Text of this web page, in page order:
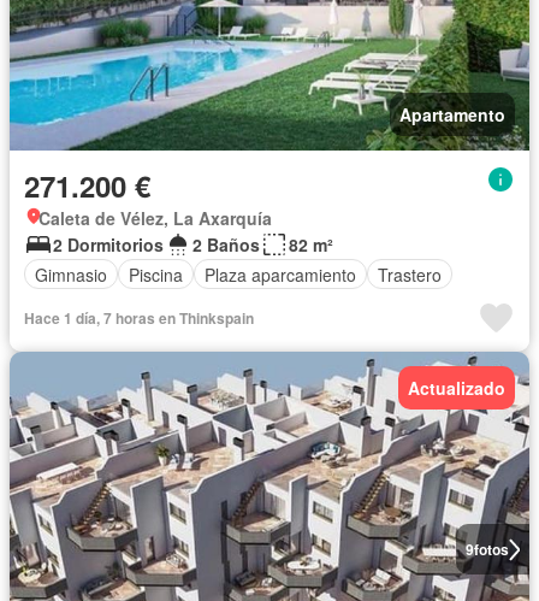
Apartamento
271.200 €
Caleta de Vélez, La Axarquía
2 Dormitorios
2 Baños
82 m²
Gimnasio
Piscina Plaza aparcamiento Trastero
Hace 1 día, 7 horas en Thinkspain
9fotos
Actualizado